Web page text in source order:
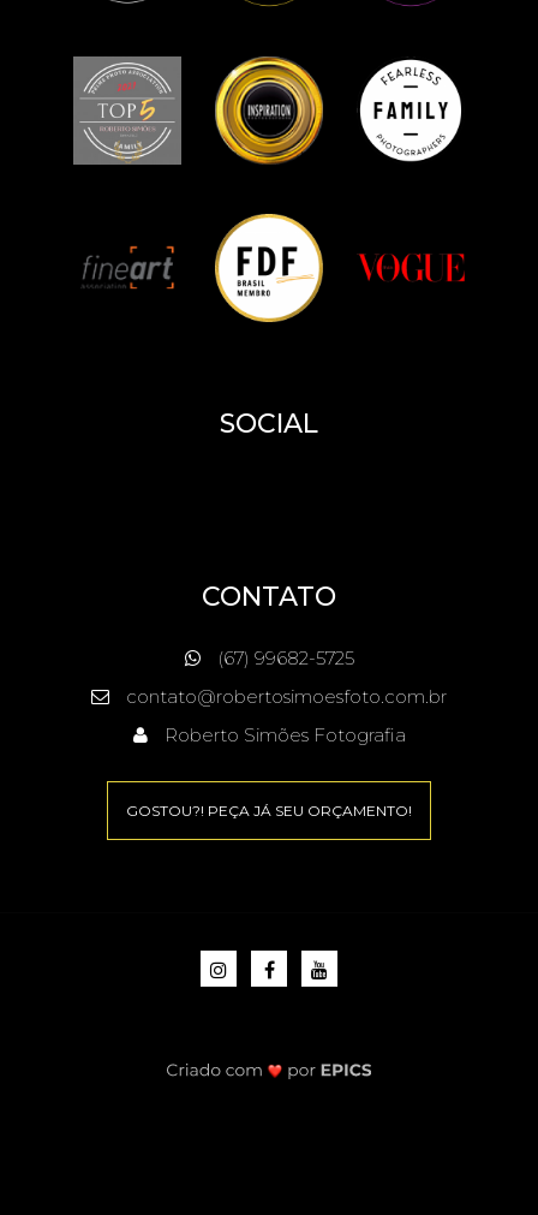
SOCIAL
CONTATO
(67) 99682-5725
contato@robertosimoesfoto.com.br
Roberto Simões Fotografia
GOSTOU?! PEÇA JÁ SEU ORÇAMENTO!